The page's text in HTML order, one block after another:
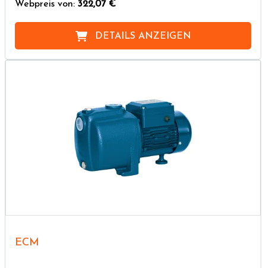
Webpreis von: 322,07 €
DETAILS ANZEIGEN
ECM